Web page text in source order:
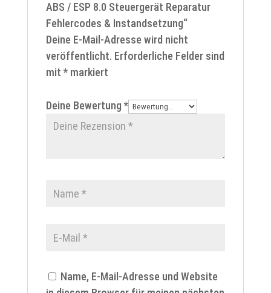
ABS / ESP 8.0 Steuergerät Reparatur
Fehlercodes & Instandsetzung“
Deine E-Mail-Adresse wird nicht
veröffentlicht. Erforderliche Felder sind
mit *markiert
Deine Bewertung *
Name, E-Mail-Adresse und Website